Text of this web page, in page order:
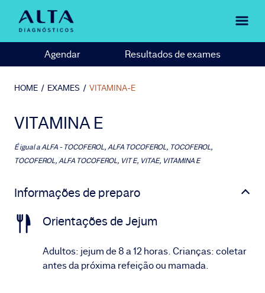
Agendar Resultados de exames
HOME / EXAMES / VITAMINA-E
VITAMINA E
É igual aALFA - TOCOFEROL, ALFA TOCOFEROL, TOCOFEROL,
TOCOFEROL, ALFA TOCOFEROL, VIT E, VITAE, VITAMINA E
Informações de preparo
Orientações de Jejum
Adultos: jejum de 8 a 12 horas. Crianças: coletar
antes da próxima refeição ou mamada.